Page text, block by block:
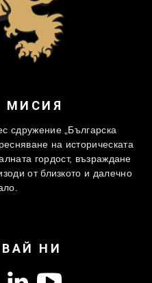
МИСИЯ
сдружение „Българска
на историческата
гордост, възраждане
от близкото и далечно
НИ